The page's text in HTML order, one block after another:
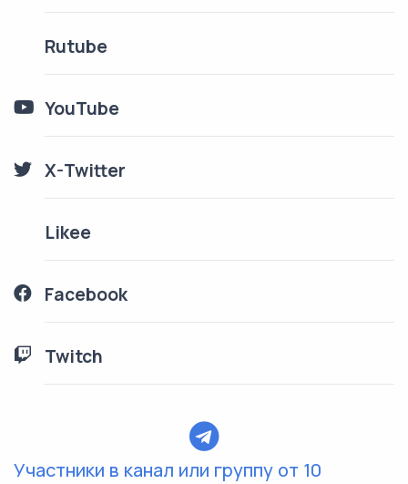
Rutube
YouTube
X-Twitter
Likee
Facebook
Twitch
Участники в канал или группу от 10